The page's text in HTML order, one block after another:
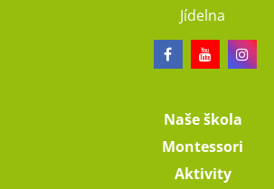
Jídelna
Naše škola
Montessori
Aktivity